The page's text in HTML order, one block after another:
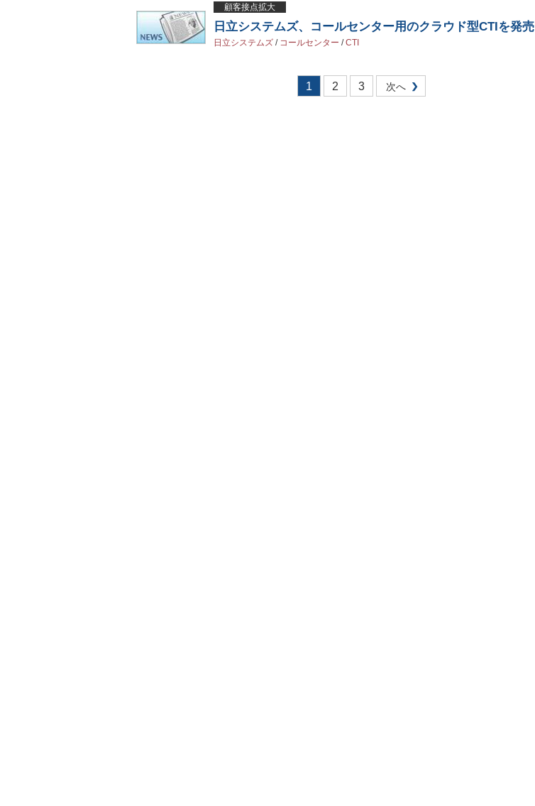
顧客接点拡大
日立システムズ、コールセンター用のクラウド型CTIを発売
日立システムズ / コールセンター /CTI
1 2 3 次へ